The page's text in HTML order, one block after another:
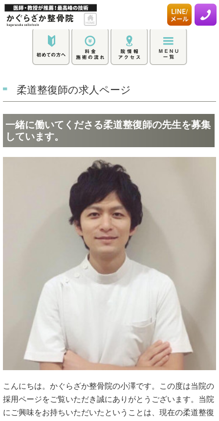
柔道整復師の求人ページ
一緒に働いてくださる柔道整復師の先生を募集
しています。
こんにちは。かぐらざか整骨院の小澤です。この度は当院の
採用ページをご覧いただき誠にありがとうございます。当院
にご興味をお持ちいただいたということは、現在の柔道整復